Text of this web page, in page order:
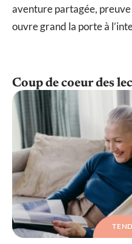
aventure partagée,
ouvre grand la porte à
Coup de coeur des